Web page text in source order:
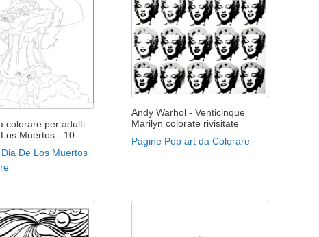
colorare per adulti :
Muertos - 10
De Los Muertos
Andy Warhol - Venticinque
Marilyn colorate rivisitate
Pagine Pop art da Colorare